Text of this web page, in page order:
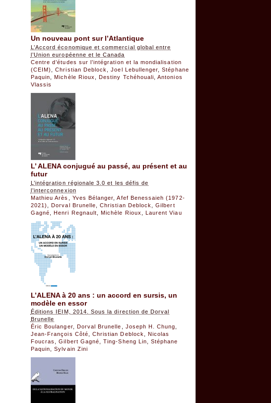
Un nouveau pont sur l’Atlantique
L’Accord économique et commercial global entre
l’Union européenne et le Canada
Centre d’études sur l’intégration et la mondialisation
(CEIM)
,Christian Deblock ,Joel Lebullenger ,Stéphane
Paquin
,Michèle Rioux ,Destiny Tchéhouali ,Antonios
Vlassis
L’ ALENA conjugué au passé, au présent et au
futur
L’intégration régionale 3.0 et les défis de
l’interconnexion
Mathieu Arès
Yves Bélanger ,Afef Benessaieh (1972-
2021)
,Dorval Brunelle ,Christian Deblock ,Gilbert
Gagné ,Henri Regnault ,Michèle Rioux Laurent Viau
L’ALENA à 20 ans : un accord en sursis, un
modèle en essor
Éditions IEIM, 2014. Sous la direction de Dorval
Brunelle
Éric Boulanger, Dorval Brunelle Joseph H. Chung
Jean-François Côté
Christian Deblock
Nicolas
Foucras
,Gilbert Gagné ,Ting-Sheng Lin ,Stéphane
Paquin
,Sylvain Zini